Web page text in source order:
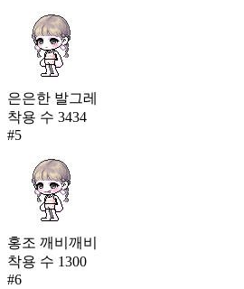
은은한 발그레
착용 수 3434
#5
홍조 깨비깨비
착용 수 1300
#6